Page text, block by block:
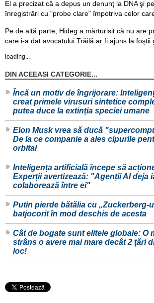
El a precizat că a depus un denunţ la DNA şi
înregistrări cu "probe clare" împotriva celor
Pe de altă parte, Hideg a mărturisit că nu are
care i-a dat avocatului Trăilă ar fi ajuns la foştii
loading...
DIN ACEEASI CATEGORIE...
Încă un motiv de îngrijorare:
creat primele virusuri sintetice
putea duce la extinția speciei umane
Elon Musk vrea să ducă
De la ce companie a ales cipurile
orbital
Inteligența artificială începe să
Experții avertizează: "Agenții AI deja
colaborează între ei"
Putin pierde bătălia cu „Zuckerberg-
batjocorit în mod deschis de acesta
Cât de bogate sunt elitele globale: O
strâns o avere mai mare decât 2 țări
loc!